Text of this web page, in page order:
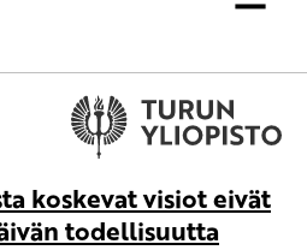
koskevat visiot eivät
todellisuutta